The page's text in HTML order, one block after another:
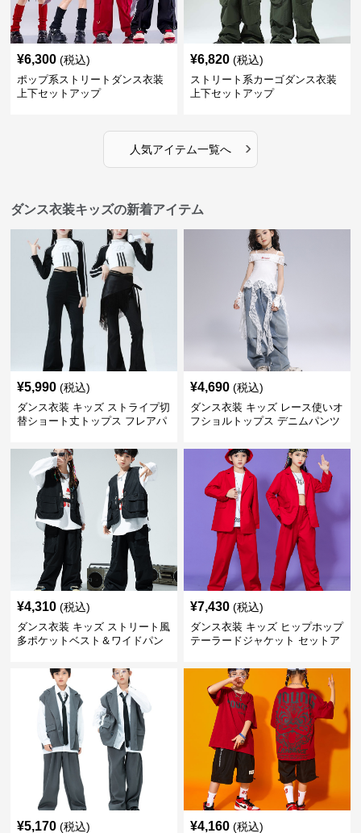
¥6,300 (税込)
ポップ系ストリートダンス衣装
上下セットアップ
¥6,820 (税込)
ストリート系カーゴダンス衣装
上下セットアップ
人気アイテム一覧へ ›
ダンス衣装キッズの新着アイテム
¥5,990 (税込)
ダンス衣装 キッズ ストライプ切
替ショート丈トップス フレアパ
¥4,690 (税込)
ダンス衣装 キッズ レース使いオ
フショルトップス デニムパンツ
¥4,310 (税込)
ダンス衣装 キッズ ストリート風
多ポケットベスト＆ワイドパン
¥7,430 (税込)
ダンス衣装 キッズ ヒップホップ
テーラードジャケット セットア
¥5,170 (税込) ¥4,160 (税込)